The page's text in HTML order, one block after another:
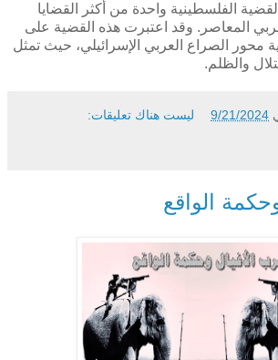
الفلسطينية واحدة من أكثر القضايا
المعاصر. وقد اعتبرت هذه القضية على
محور الصراع العربي الإسرائيلي، حيث تمثل
والظلم.
9/21/2024 ليست هناك تعليقات:
الواقع